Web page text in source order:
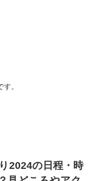
。
2024の日程・時